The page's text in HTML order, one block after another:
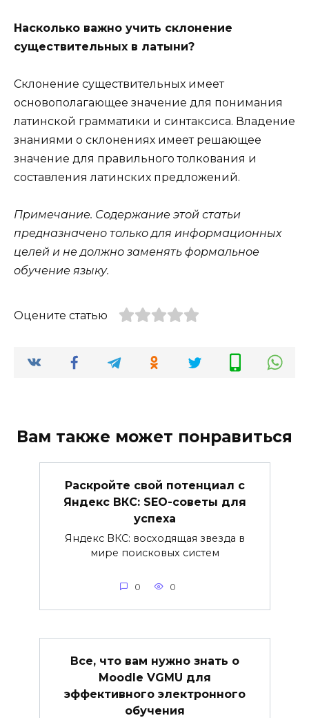
Насколько важно учить склонение
существительных в латыни?
Склонение существительных имеет
основополагающее значение для понимания
латинской грамматики и синтаксиса. Владение
знаниями о склонениях имеет решающее
значение для правильного толкования и
составления латинских предложений.
Примечание. Содержание этой статьи
предназначено только для информационных
целей и не должно заменять формальное
обучение языку.
Оцените статью
Вам также может понравиться
Раскройте свой потенциал с
Яндекс ВКС: SEO-советы для
успеха
Яндекс ВКС: восходящая звезда в
мире поисковых систем
0 0
Все, что вам нужно знать о
Moodle VGMU для
эффективного электронного
обучения